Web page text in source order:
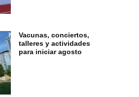
Vacunas, conciertos,
talleres y actividades
para iniciar agosto